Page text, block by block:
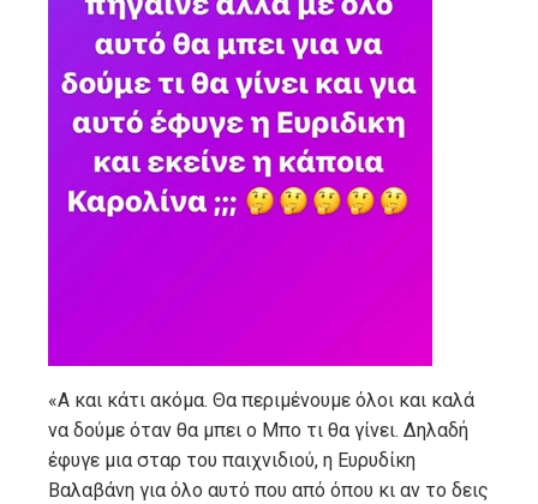
«Α και κάτι ακόμα. Θα περιμένουμε όλοι και καλά
να δούμε όταν θα μπει ο Μπο τι θα γίνει. Δηλαδή
έφυγε μια σταρ του παιχνιδιού, η Ευρυδίκη
Βαλαβάνη για όλο αυτό που από όπου κι αν το δεις